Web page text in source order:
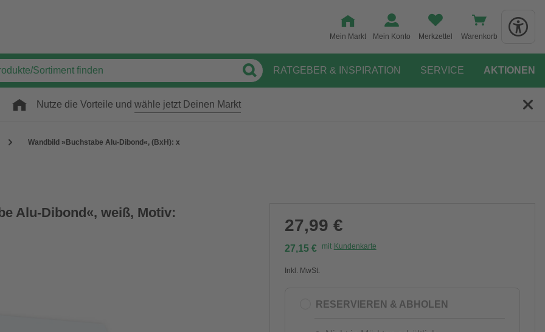
Mein Markt Mein Konto Merkzettel Warenkorb
RATGEBER & INSPIRATION SERVICE AKTIONEN
Nutze die Vorteile und wähle jetzt Deinen Markt
Wandbild »Buchstabe Alu-Dibond«, (BxH): x
Alu-Dibond«, weiß, Motiv:
27,99 €
27,15 € mit Kundenkarte
Inkl. MwSt.
RESERVIEREN & ABHOLEN